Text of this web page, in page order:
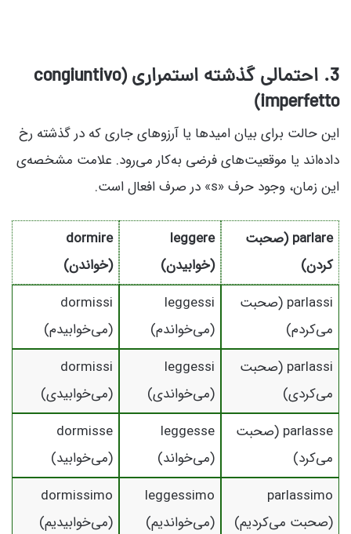
3. احتمالی گذشته استمراری (congiuntivo
imperfetto)
این حالت برای بیان امیدها یا آرزوهای جاری که در گذشته رخ
داده‌اند یا موقعیت‌های فرضی به‌کار می‌رود. علامت مشخصه‌ی
این زمان، وجود حرف «s» در صرف افعال است.
parlare (صحبت
کردن)
leggere
(خوابیدن)
dormire
(خواندن)
parlassi (صحبت
می‌کردم)
leggessi
(می‌خواندم)
dormissi
(می‌خوابیدم)
parlassi (صحبت
می‌کردی)
leggessi
(می‌خواندی)
dormissi
(می‌خوابیدی)
parlasse (صحبت
می‌کرد)
leggesse
(می‌خواند)
dormisse
(می‌خوابید)
parlassimo
(صحبت می‌کردیم)
leggessimo
(می‌خواندیم)
dormissimo
(می‌خوابیدیم)